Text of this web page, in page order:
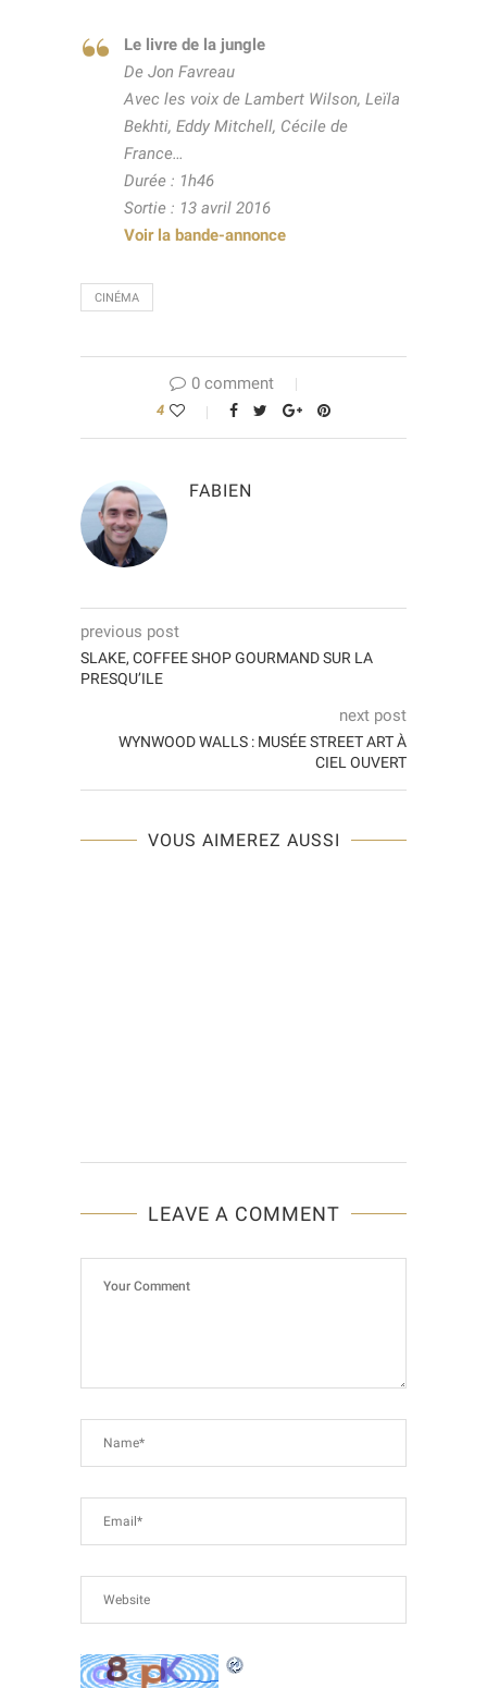
Le livre de la jungle
De Jon Favreau
Avec les voix de Lambert Wilson, Leïla
Bekhti, Eddy Mitchell, Cécile de
France…
Durée : 1h46
Sortie : 13 avril 2016
Voir la bande-annonce
CINÉMA
0 comment
4
FABIEN
previous post
SLAKE, COFFEE SHOP GOURMAND SUR LA
PRESQU’ILE
next post
WYNWOOD WALLS : MUSÉE STREET ART À
CIEL OUVERT
VOUS AIMEREZ AUSSI
LEAVE A COMMENT